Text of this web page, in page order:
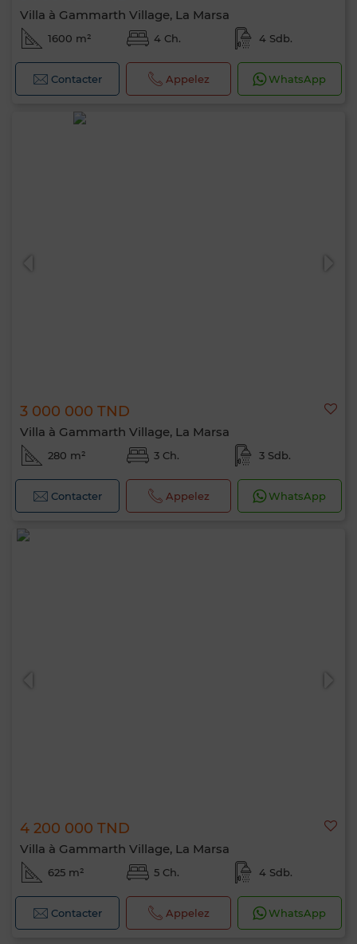
Villa à Gammarth Village, La Marsa
1600 m² 4 Ch. 4 Sdb.
Contacter Appelez WhatsApp
3 000 000 TND
Villa à Gammarth Village, La Marsa
280 m² 3 Ch. 3 Sdb.
Contacter Appelez WhatsApp
4 200 000 TND
Villa à Gammarth Village, La Marsa
625 m² 5 Ch. 4 Sdb.
Contacter Appelez WhatsApp